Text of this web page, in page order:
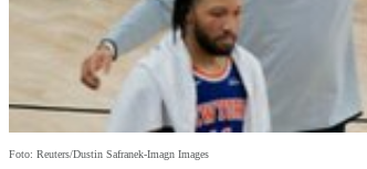
Foto: Reuters/Dustin Safranek-Imagn Images